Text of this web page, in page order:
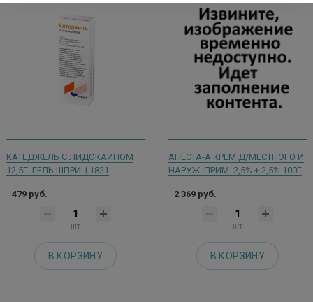
КАТЕДЖЕЛЬ С ЛИДОКАИНОМ
12,5Г. ГЕЛЬ ШПРИЦ 1821
479 руб.
шт
В КОРЗИНУ
АНЕСТА-А КРЕМ Д/МЕСТНОГО И
НАРУЖ. ПРИМ. 2,5% + 2,5% 100Г
2 369 руб.
шт
В КОРЗИНУ